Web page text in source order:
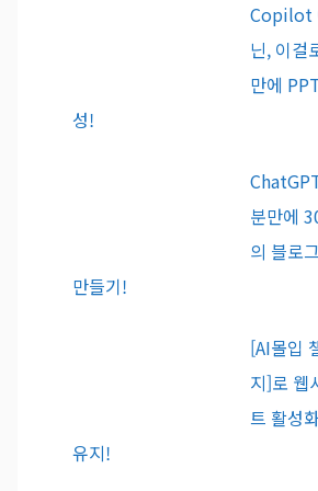
Copilot
닌, 이걸
만에
성!
분만에
의 블로
만들기!
[AI몰입
지]로 웹
트 활성
유지!